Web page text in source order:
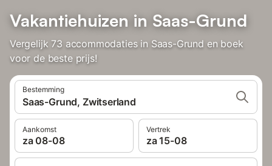
Vakantiehuizen in Saas-Grund
Vergelijk 73 accommodaties in Saas-Grund en boek
voor de beste prijs!
Bestemming
Saas-Grund, Zwitserland
Aankomst
za 08-08
Vertrek
za 15-08